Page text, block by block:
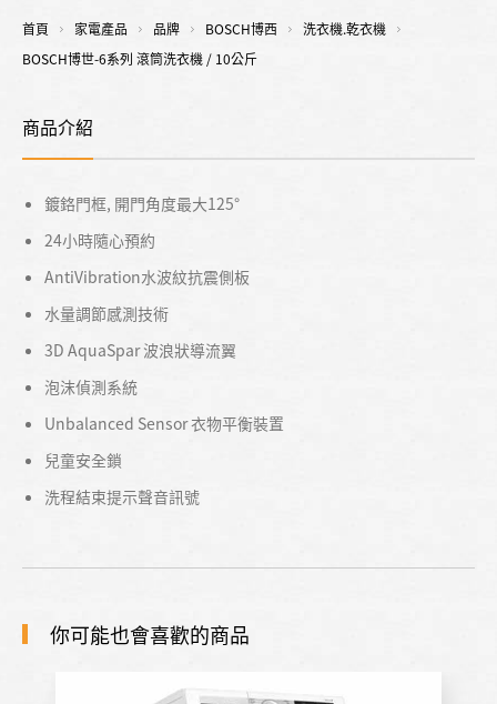
首頁 家電產品 品牌 BOSCH博西
洗衣機.乾衣機
BOSCH博世-6系列 滾筒洗衣機 / 10公斤
商品介紹
鍍鉻門框, 開門角度最大125°
24小時隨心預約
AntiVibration水波紋抗震側板
水量調節感測技術
3D AquaSpar 波浪狀導流翼
泡沫偵測系統
Unbalanced Sensor 衣物平衡裝置
兒童安全鎖
洗程結束提示聲音訊號
你可能也會喜歡的商品